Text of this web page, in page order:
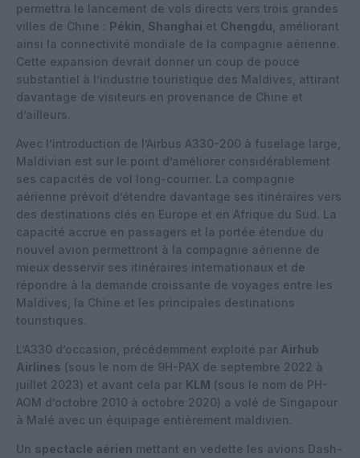
permettra le lancement de vols directs vers trois grandes
villes de Chine : Pékin Shanghai et Chengdu , améliorant
ainsi la connectivité mondiale de la compagnie aérienne.
Cette expansion devrait donner un coup de pouce
substantiel à l’industrie touristique des Maldives, attirant
davantage de visiteurs en provenance de Chine et
d’ailleurs.
Avec l’introduction de l’Airbus A330-200 à fuselage large,
Maldivian est sur le point d’améliorer considérablement
ses capacités de vol long-courrier. La compagnie
aérienne prévoit d’étendre davantage ses itinéraires vers
des destinations clés en Europe et en Afrique du Sud. La
capacité accrue en passagers et la portée étendue du
nouvel avion permettront à la compagnie aérienne de
mieux desservir ses itinéraires internationaux et de
répondre à la demande croissante de voyages entre les
Maldives, la Chine et les principales destinations
touristiques.
L’A330 d’occasion, précédemment exploité par Airhub
Airlines (sous le nom de 9H-PAX de septembre 2022 à
juillet 2023) et avant cela par KLM (sous le nom de PH-
AOM d’octobre 2010 à octobre 2020) a volé de Singapour
à Malé avec un équipage entièrement maldivien.
Un spectacle aérien mettant en vedette les avions Dash-